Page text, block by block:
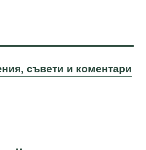
съвети и коментари